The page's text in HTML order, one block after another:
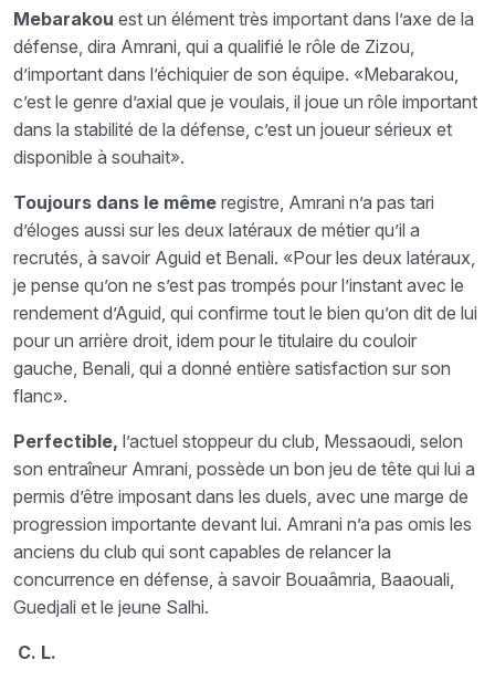
Mebarakou est un élément très important dans l’axe de la
défense, dira Amrani, qui a qualifié le rôle de Zizou,
d’important dans l’échiquier de son équipe. «Mebarakou,
c’est le genre d’axial que je voulais, il joue un rôle important
dans la stabilité de la défense, c’est un joueur sérieux et
disponible à souhait».
Toujours dans le même registre, Amrani n’a pas tari
d’éloges aussi sur les deux latéraux de métier qu’il a
recrutés, à savoir Aguid et Benali. «Pour les deux latéraux,
je pense qu’on ne s’est pas trompés pour l’instant avec le
rendement d’Aguid, qui confirme tout le bien qu’on dit de lui
pour un arrière droit, idem pour le titulaire du couloir
gauche, Benali, qui a donné entière satisfaction sur son
flanc».
Perfectible, l’actuel stoppeur du club, Messaoudi, selon
son entraîneur Amrani, possède un bon jeu de tête qui lui a
permis d’être imposant dans les duels, avec une marge de
progression importante devant lui. Amrani n’a pas omis les
anciens du club qui sont capables de relancer la
concurrence en défense, à savoir Bouaâmria, Baaouali,
Guedjali et le jeune Salhi.
C. L.